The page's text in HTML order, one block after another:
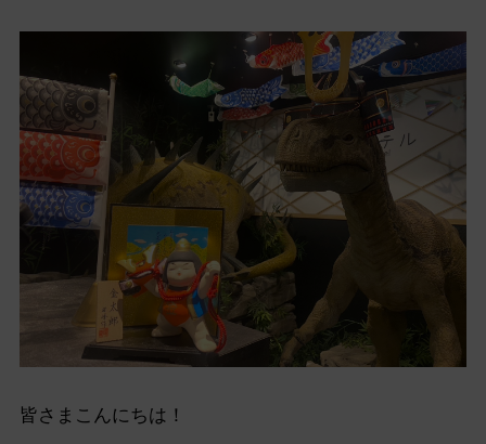
皆さまこんにちは！